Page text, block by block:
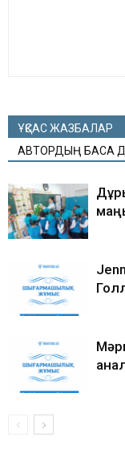
ҰҚСАС ЖАЗБАЛАР
АВТОРДЫҢ БАСҚА